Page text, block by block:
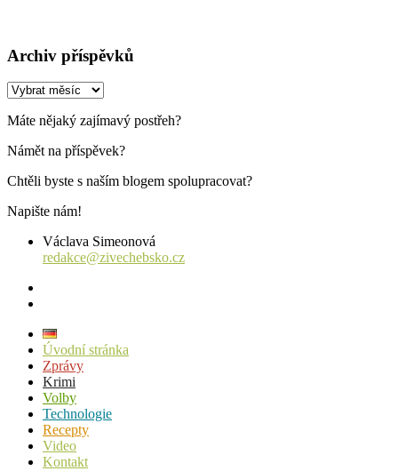
Archiv příspěvků
Archiv
Máte nějaký zajímavý postřeh?
Námět na příspěvek?
Chtěli byste s naším blogem spolupracovat?
Napište nám!
Václava Simeonová
redakce@zivechebsko.cz
Úvodní stránka
Zprávy
Krimi
Volby
Technologie
Recepty
Video
Kontakt